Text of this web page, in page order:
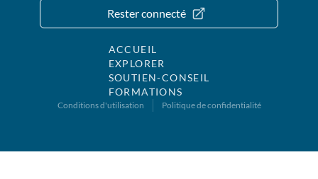
Rester connecté
ACCUEIL
EXPLORER
SOUTIEN-CONSEIL
FORMATIONS
Conditions d'utilisation Politique de confidentialité